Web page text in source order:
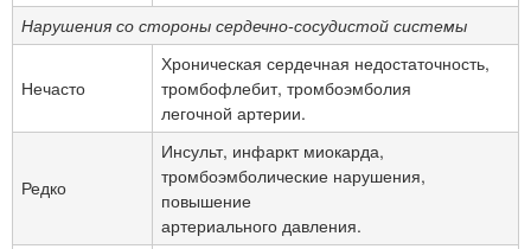
Нарушения со стороны сердечно-сосудистой системы
Нечасто
Хроническая сердечная недостаточность,
тромбофлебит, тромбоэмболия
легочной артерии.
Редко
Инсульт, инфаркт миокарда,
тромбоэмболические нарушения,
повышение
артериального давления.